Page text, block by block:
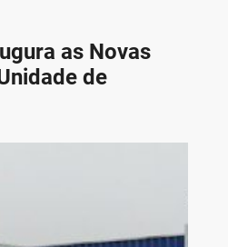
as Novas
de